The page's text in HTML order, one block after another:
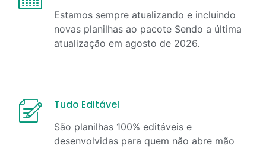
Estamos sempre atualizando e incluindo
novas planilhas ao pacote Sendo a última
atualização em agosto de 2026.
Tudo Editável
São planilhas 100% editáveis e
desenvolvidas para quem não abre mão